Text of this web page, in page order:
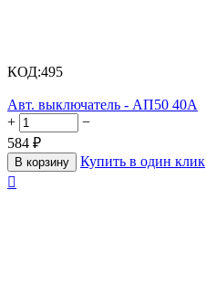
КОД:495
Авт. выключатель - АП50 40А
+
−
584 ₽
В корзину
Купить в один клик
